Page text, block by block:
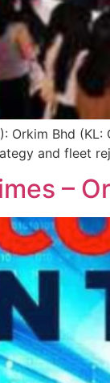
Orkim Bhd
and fleet
–